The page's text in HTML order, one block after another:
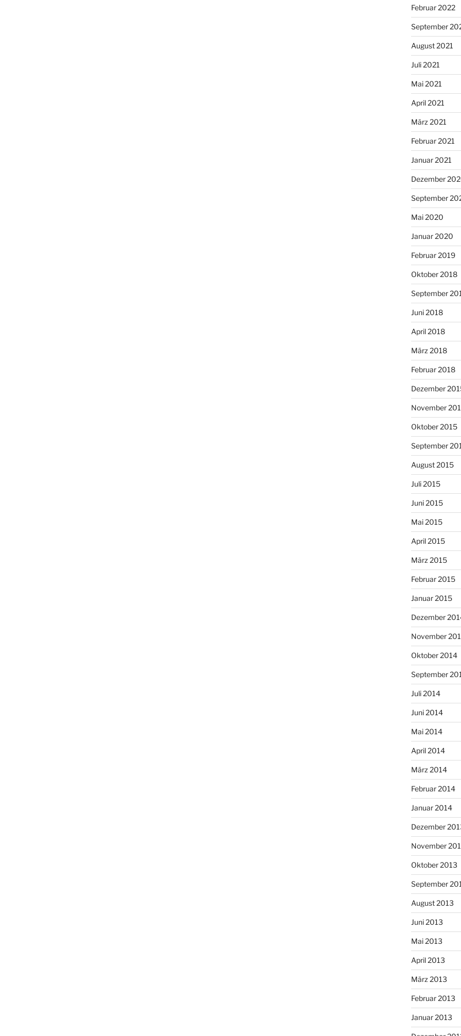
Februar 2022
September
August 2021
Juli 2021
Mai 2021
April 2021
März 2021
Februar 2021
Januar 2021
Dezember
September
Mai 2020
Januar 2020
Februar 2019
Oktober 2018
September
Juni 2018
April 2018
März 2018
Februar 2018
Dezember
November
Oktober 2015
September
August 2015
Juli 2015
Juni 2015
Mai 2015
April 2015
März 2015
Februar 2015
Januar 2015
Dezember
November
Oktober 2014
September
Juli 2014
Juni 2014
Mai 2014
April 2014
März 2014
Februar 2014
Januar 2014
Dezember
November
Oktober 2013
September
August 2013
Juni 2013
Mai 2013
April 2013
März 2013
Februar 2013
Januar 2013